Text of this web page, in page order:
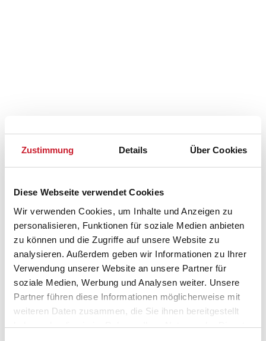
Zustimmung Details Über Cookies
Diese Webseite verwendet Cookies
Wir verwenden Cookies, um Inhalte und Anzeigen zu
personalisieren, Funktionen für soziale Medien anbieten
zu können und die Zugriffe auf unsere Website zu
analysieren. Außerdem geben wir Informationen zu Ihrer
Verwendung unserer Website an unsere Partner für
soziale Medien, Werbung und Analysen weiter. Unsere
Partner führen diese Informationen möglicherweise mit
weiteren Daten zusammen, die Sie ihnen bereitgestellt
haben oder die sie im Rahmen Ihrer Nutzung der Dienste
Belegungskalender
Reisedauer auswählen
Anzahl Reisende auswählen
Anreisetag im Belegungskalender anklicken
Sie bekommen Verfügbarkeit und Preis angezeigt
Bitte beachten Sie, dass sich bei Änderungen des